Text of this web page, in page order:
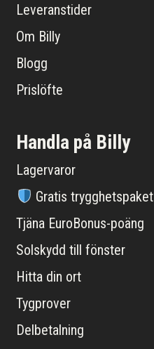
Leveranstider
Om Billy
Blogg
Prislöfte
Handla på Billy
Lagervaror
Gratis trygghetspaket
Tjäna EuroBonus-poäng
Solskydd till fönster
Hitta din ort
Tygprover
Delbetalning